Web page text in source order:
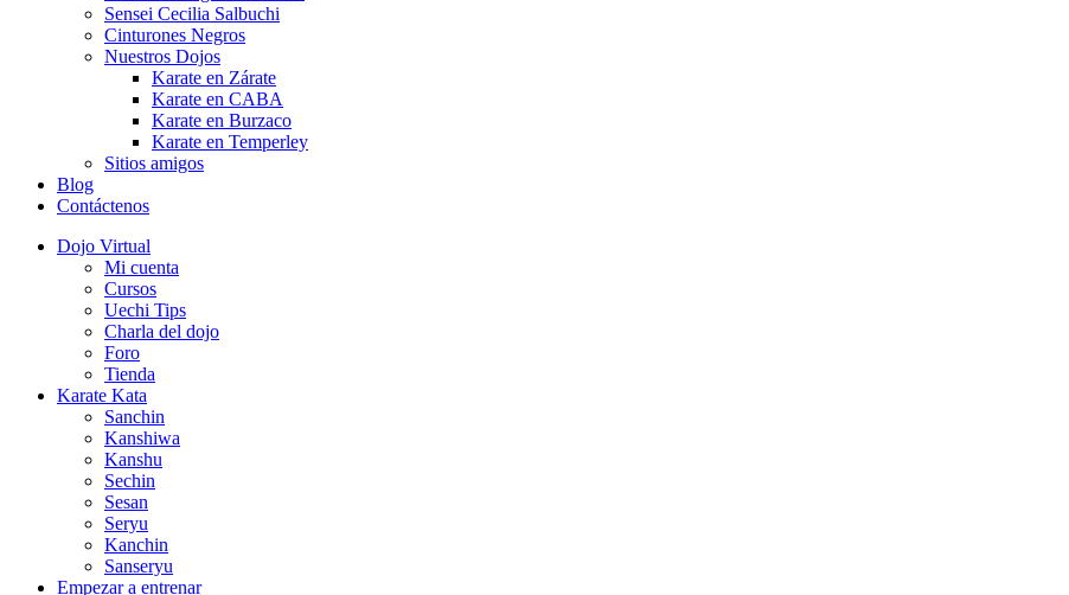
Sensei Cecilia Salbuchi
Cinturones Negros
Nuestros Dojos
Karate en Zárate
Karate en CABA
Karate en Burzaco
Karate en Temperley
Sitios amigos
Blog
Contáctenos
Dojo Virtual
Mi cuenta
Cursos
Uechi Tips
Charla del dojo
Foro
Tienda
Karate Kata
Sanchin
Kanshiwa
Kanshu
Sechin
Sesan
Seryu
Kanchin
Sanseryu
Empezar a entrenar